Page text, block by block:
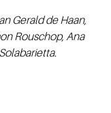
Gerald de Haan,
Rouschop, Ana